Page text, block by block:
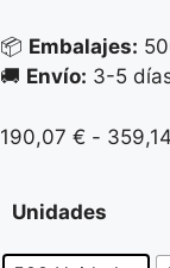
📦 Embalajes:
🚚 Envío: 3-5
190,07 € - 359,14
Unidades